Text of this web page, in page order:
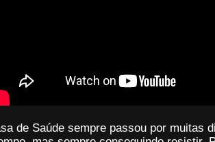
de Saúde sempre passou por muitas